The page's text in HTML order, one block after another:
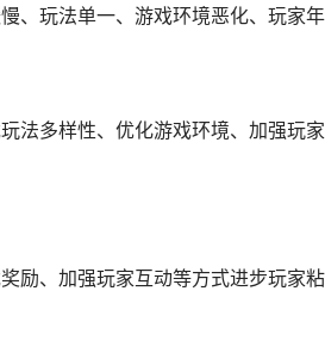
、玩法单一、游戏环境恶化、玩家年
法多样性、优化游戏环境、加强玩
励、加强玩家互动等方式进步玩家粘